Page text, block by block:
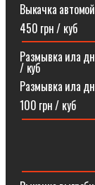
Выкачка
450 грн / куб
Размывка
/ куб
Размывка ила
100 грн / куб